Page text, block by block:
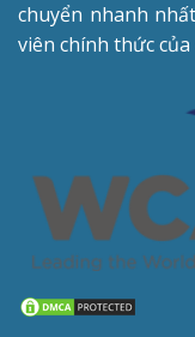
chuyển nhanh
viên chính thức